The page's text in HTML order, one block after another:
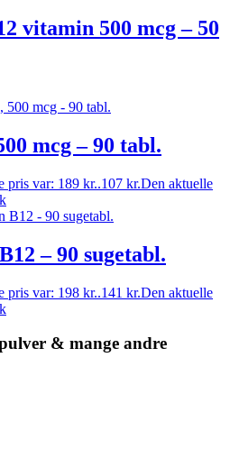
vitamin 500 mcg – 50
mcg – 90 tabl.
pris var: 189 kr..107 kr.Den aktuelle
– 90 sugetabl.
pris var: 198 kr..141 kr.Den aktuelle
& mange andre